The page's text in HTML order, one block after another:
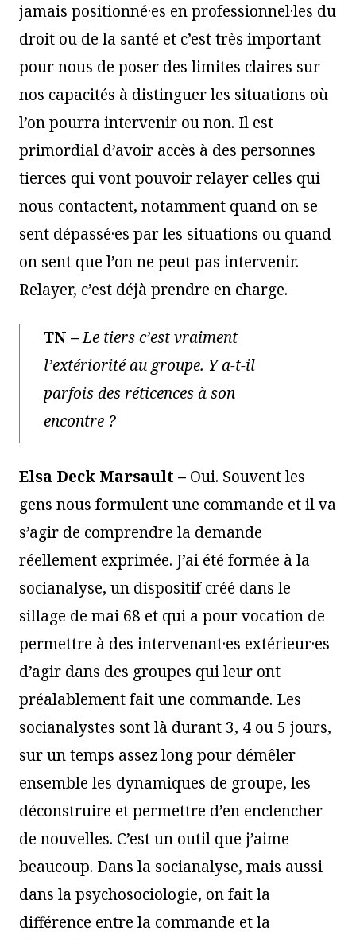
jamais positionné·es en professionnel·les du
droit ou de la santé et c’est très important
pour nous de poser des limites claires sur
nos capacités à distinguer les situations où
l’on pourra intervenir ou non. Il est
primordial d’avoir accès à des personnes
tierces qui vont pouvoir relayer celles qui
nous contactent, notamment quand on se
sent dépassé·es par les situations ou quand
on sent que l’on ne peut pas intervenir.
Relayer, c’est déjà prendre en charge.
TN –Le tiers c’est vraiment
l’extériorité au groupe. Y a-t-il
parfois des réticences à son
encontre ?
Elsa Deck Marsault – Oui. Souvent les
gens nous formulent une commande et il va
s’agir de comprendre la demande
réellement exprimée. J’ai été formée à la
socianalyse, un dispositif créé dans le
sillage de mai 68 et qui a pour vocation de
permettre à des intervenant·es extérieur·es
d’agir dans des groupes qui leur ont
préalablement fait une commande. Les
socianalystes sont là durant 3, 4 ou 5 jours,
sur un temps assez long pour démêler
ensemble les dynamiques de groupe, les
déconstruire et permettre d’en enclencher
de nouvelles. C’est un outil que j’aime
beaucoup. Dans la socianalyse, mais aussi
dans la psychosociologie, on fait la
différence entre la commande et la